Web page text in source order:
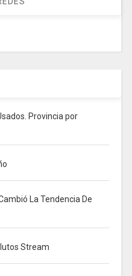
Provincia por
La Tendencia De
Stream